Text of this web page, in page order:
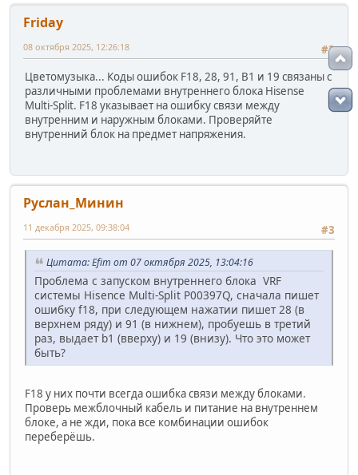
Friday
#2
08 октября 2025, 12:26:18
Цветомузыка... Коды ошибок F18, 28, 91, B1 и 19 связаны с
различными проблемами внутреннего блока Hisense
Multi-Split. F18 указывает на ошибку связи между
внутренним и наружным блоками. Проверяйте
внутренний блок на предмет напряжения.
Руслан_Минин
#3
11 декабря 2025, 09:38:04
Цитата: Efim от 07 октября 2025, 13:04:16
Проблема с запуском внутреннего блока VRF
системы Hisence Multi-Split P00397Q, сначала пишет
ошибку f18, при следующем нажатии пишет 28 (в
верхнем ряду) и 91 (в нижнем), пробуешь в третий
раз, выдает b1 (вверху) и 19 (внизу). Что это может
быть?
F18 у них почти всегда ошибка связи между блоками.
Проверь межблочный кабель и питание на внутреннем
блоке, а не жди, пока все комбинации ошибок
переберёшь.